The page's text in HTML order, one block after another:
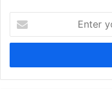
your
Email